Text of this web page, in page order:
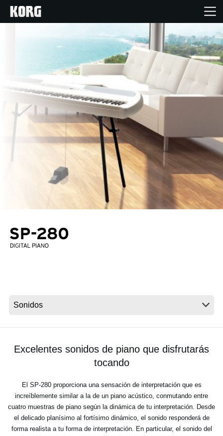
Productos
Características
Localizador de Tiendas
Noticias
Ubicación
Acerca de KORG
Excelentes sonidos de piano que disfrutarás
tocando
El SP-280 proporciona una sensación de interpretación que es
increíblemente similar a la de un piano acústico, conmutando entre
cuatro muestras de piano según la dinámica de tu interpretación. Desde
el delicado planísimo al fortísimo dinámico, el sonido responderá de
forma realista a tu forma de interpretación. En particular, el sonido del